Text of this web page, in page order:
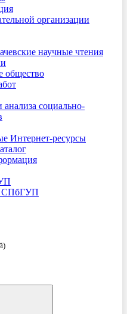
организации
научные чтения
общество
социально-
Интернет-ресурсы
СПбГУП